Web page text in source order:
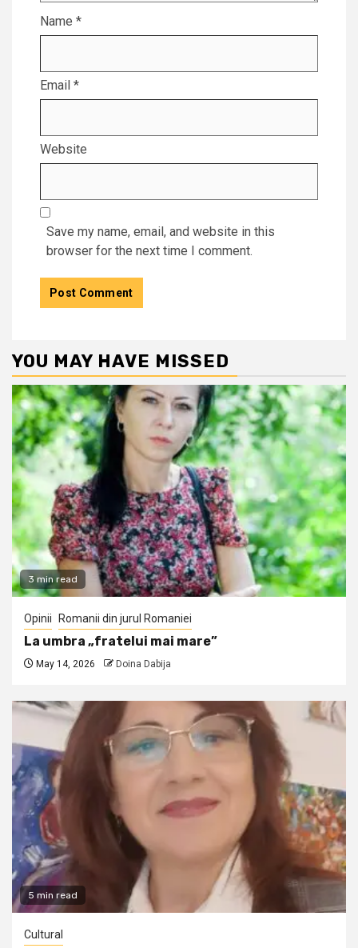
Name *
Email *
Website
Save my name, email, and website in this
browser for the next time I comment.
YOU MAY HAVE MISSED
3 min read
Opinii Romanii din jurul Romaniei
La umbra „fratelui mai mare”
May 14, 2026 Doina Dabija
5 min read
Cultural